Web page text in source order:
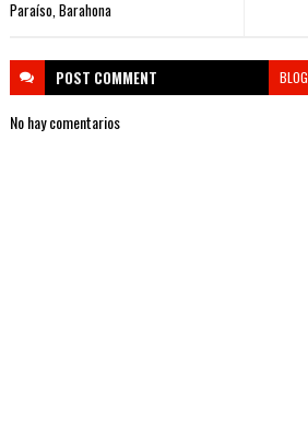
Paraíso, Barahona
POST COMMENT
No hay comentarios